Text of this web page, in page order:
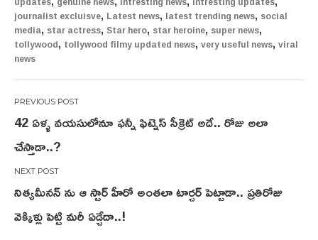
journalist excluisve, Latest news, latest trending news, social
media, star actress, Star hero, star heroine, super news,
tollywood, tollywood filmy updated news, very useful news, viral
news
Post
navigation
42 ఏళ్ళ వయసులోనూ ఫన్నీ ఫిట్నెస్ సీక్రెట్ అదే.. రోజు అలా
చేస్తాడా..?
నిత్యమీనన్ ను ఆ స్టార్ హీరో అంతలా టార్చర్ పెట్టాడా.. ప్రతిరోజు
వెక్కిళ్లు పెట్టి మరీ ఏడ్చేదా..!